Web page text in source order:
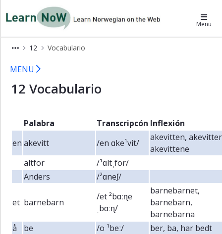
LearnNoW-es Menu
12 Vocabulario
12 Vocabulario LearnNoW
×
Alex
Cecilie
Dina
Ejercicios
auditivos
Ejercicios
Vocabulario
CALST
MENU
12 Vocabulario
Palabra Transcripcón Inflexión
en akevitt /en ɑke¹vit/
akevitten,
akevittene
altfor
/¹ɑltˌfor/
Anders
/²ɑneʃ/
et barnebarn
/et ²bɑːɳe
ˌbɑːɳ/
barnebarnet,
barnebarn,
barnebarna
å
be /o ¹beː/ ber, ba, har bedt